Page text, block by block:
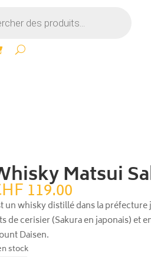
Matsui
119.00
un whisky distillé dans la
de cerisier (Sakura en japonais) et
Daisen.
stock